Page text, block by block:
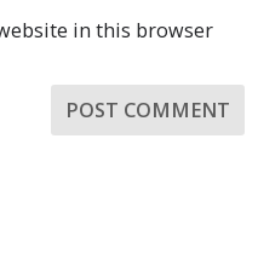
in this browser